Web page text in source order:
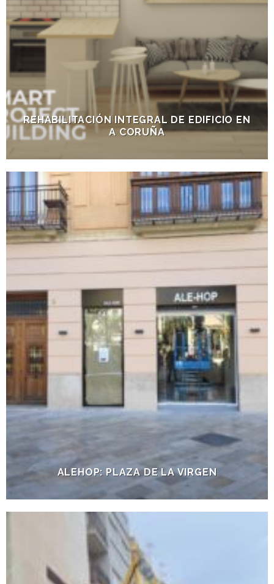
REHABILITACIÓN INTEGRAL DE EDIFICIO EN
A CORUÑA
ALEHOP: PLAZA DE LA VIRGEN